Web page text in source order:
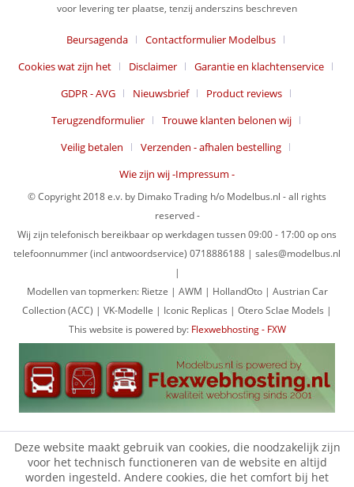
voor levering ter plaatse, tenzij anderszins beschreven
Beursagenda
Contactformulier Modelbus
Cookies wat zijn het
Disclaimer
Garantie en klachtenservice
GDPR - AVG
Nieuwsbrief
Product reviews
Terugzendformulier
Trouwe klanten belonen wij
Veilig betalen
Verzenden - afhalen bestelling
Wie zijn wij -Impressum -
© Copyright 2018 e.v. by Dimako Trading h/o Modelbus.nl - all rights
reserved -
Wij zijn telefonisch bereikbaar op werkdagen tussen 09:00 - 17:00 op ons
telefoonnummer (incl antwoordservice) 0718886188 | sales@modelbus.nl
|
Modellen van topmerken: Rietze | AWM | HollandOto | Austrian Car
Collection (ACC) | VK-Modelle | Iconic Replicas | Otero Sclae Models |
This website is powered by: Flexwebhosting - FXW
Deze website maakt gebruik van cookies, die noodzakelijk zijn
voor het technisch functioneren van de website en altijd
worden ingesteld. Andere cookies, die het comfort bij het